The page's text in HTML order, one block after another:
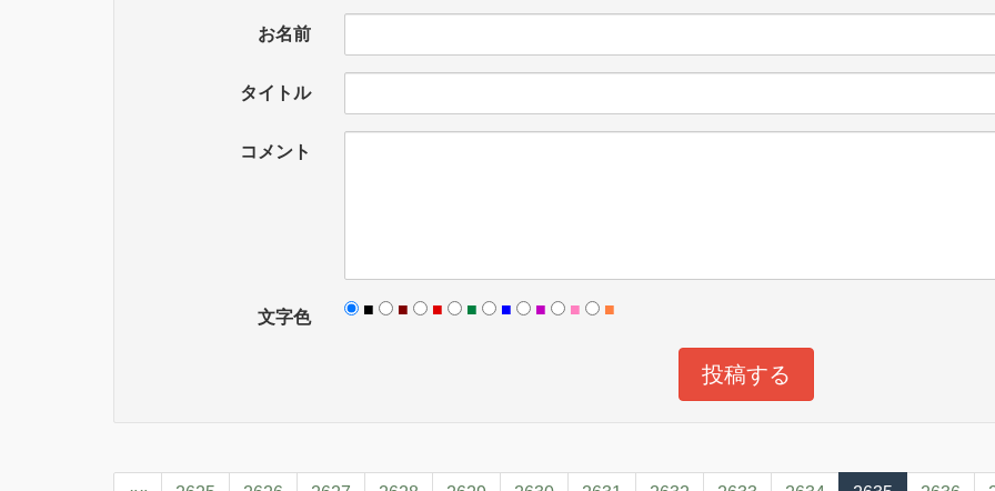
お名前
タイトル
コメント
文字色 ■ ■ ■ ■ ■ ■ ■ ■